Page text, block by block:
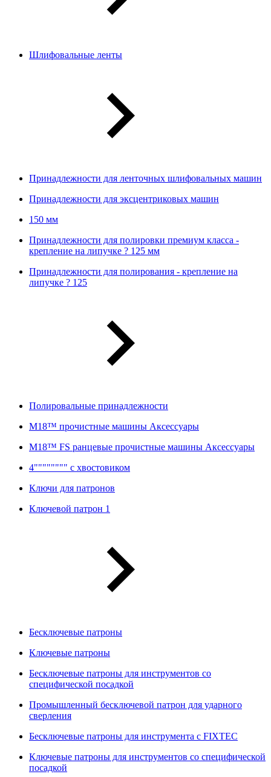
Шлифовальные ленты
Принадлежности для ленточных шлифовальных машин
Принадлежности для эксцентриковых машин
150 мм
Принадлежности для полировки премиум класса -
крепление на липучке ? 125 мм
Принадлежности для полирования - крепление на
липучке ? 125
Полировальные принадлежности
M18™ прочистные машины Аксессуары
M18™ FS ранцевые прочистные машины Аксессуары
4"""""""" с хвостовиком
Ключи для патронов
Ключевой патрон 1
Бесключевые патроны
Ключевые патроны
Бесключевые патроны для инструментов со
специфической посадкой
Промышленный бесключевой патрон для ударного
сверления
Бесключевые патроны для инструмента с FIXTEC
Ключевые патроны для инструментов со специфической
посадкой